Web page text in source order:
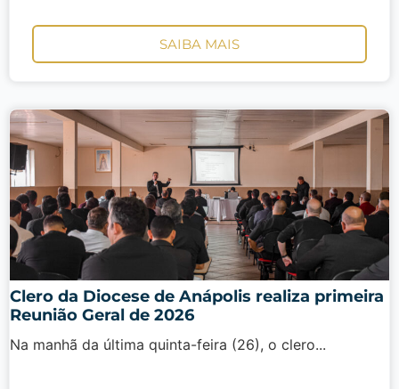
SAIBA MAIS
Clero da Diocese de Anápolis realiza primeira
Reunião Geral de 2026
Na manhã da última quinta-feira (26), o clero...